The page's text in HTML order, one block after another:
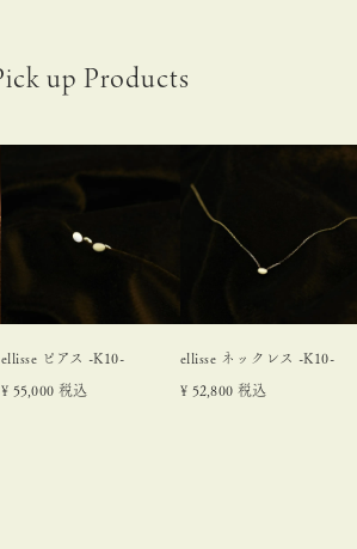
ellisse ピアス -K10-
¥ 55,000 税込
ellisse ネックレス -K10-
¥ 52,800 税込